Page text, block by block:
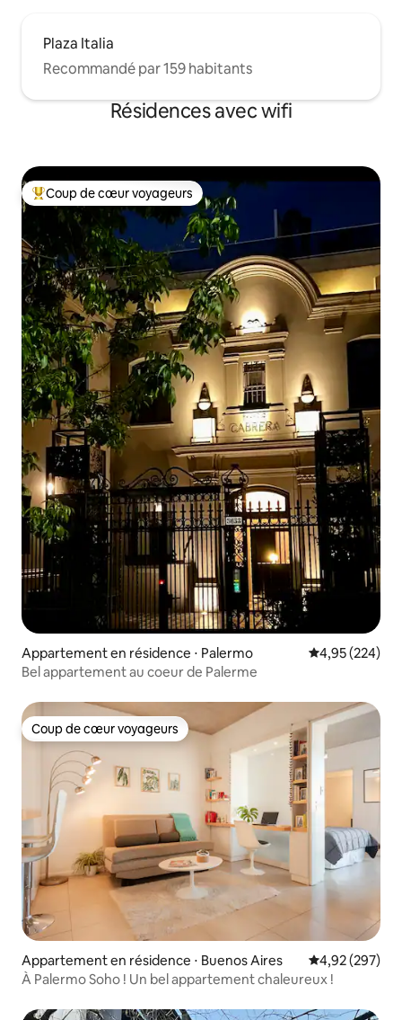
Plaza Italia
Recommandé par 159 habitants
Résidences avec wifi
Coups de cœur voyageurs les plus appréciés
Coup de cœur voyageurs
Appartement en résidence ⋅ Palermo Évaluation
4,95 (224)
Bel appartement au coeur de Palerme
Coup de cœur voyageurs
Coup de cœur voyageurs
Appartement en résidence ⋅ Buenos Aires Évaluation
4,92 (297)
À Palermo Soho ! Un bel appartement chaleureux !